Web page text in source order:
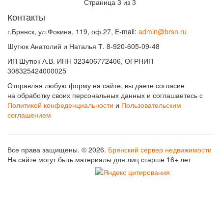
Страница 3 из 3
Контакты
г.Брянск, ул.Фокина, 119, оф.27, E-mail: admin@brsn.ru
Шутюк Анатолий и Наталья Т. 8-920-605-09-48
ИП Шутюк А.В. ИНН 323406772406, ОГРНИП
308325424000025
Отправляя любую форму на сайте, вы даете согласие
на обработку своих персональных данных и соглашаетесь с
Политикой конфеденциальности и Пользовательским
соглашением
Все права защищены. © 2026. Брянский сервер недвижимости
На сайте могут быть материалы для лиц старше 16+ лет